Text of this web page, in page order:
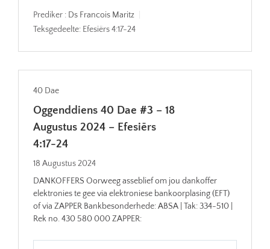
Prediker : Ds Francois Maritz
Teksgedeelte: Efesiërs 4:17-24
40 Dae
Oggenddiens 40 Dae #3 – 18
Augustus 2024 – Efesiërs
4:17-24
18 Augustus 2024
DANKOFFERS Oorweeg asseblief om jou dankoffer
elektronies te gee via elektroniese bankoorplasing (EFT)
of via ZAPPER Bankbesonderhede: ABSA | Tak: 334-510 |
Rek no. 430 580 000 ZAPPER: